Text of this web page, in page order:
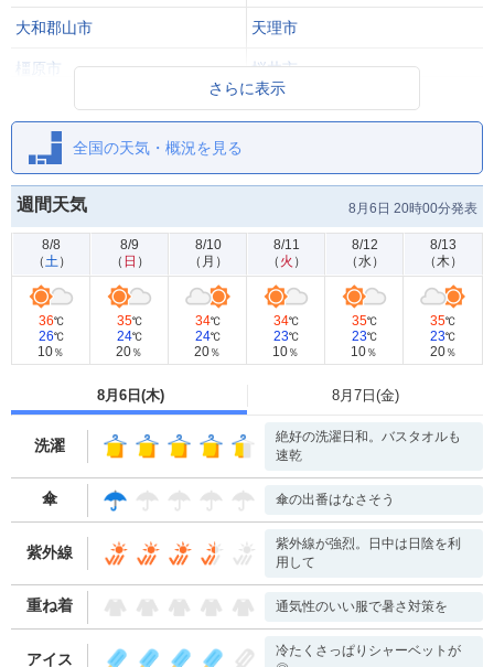
大和郡山市 天理市
橿原市 桜井市
御所市
生駒市
葛城市 宇陀市
さらに表示
全国の天気・概況を見る
週間天気 8月6日 20時00分発表
8/8
（土）
8/9
（ 日 ）
8/10
（ 月 ）
8/11
（ 火 ）
8/12
（水）
8/13
（木）
36℃
26℃
10％
35℃
24℃
20％
34℃
24℃
20％
34℃
23℃
10％
35℃
23℃
10％
35℃
23℃
20％
8月6日(木) 8月7日(金)
洗濯
絶好の洗濯日和。バスタオルも
速乾
傘 傘の出番はなさそう
紫外線
紫外線が強烈。日中は日陰を利
用して
重ね着 通気性のいい服で暑さ対策を
アイス
冷たくさっぱりシャーベットが